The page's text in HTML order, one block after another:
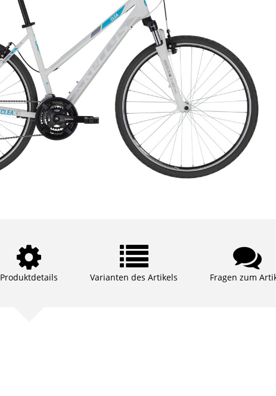
Produktdetails Varianten des Artikels Fragen zum